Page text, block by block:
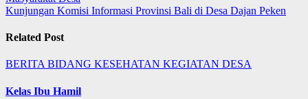
pos
Kunjungan Komisi Informasi Provinsi Bali di Desa Dajan Peken
Related Post
BERITABIDANG KESEHATAN KEGIATAN DESA
Kelas Ibu Hamil